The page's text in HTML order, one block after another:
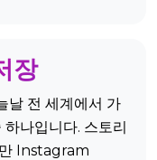
장
날 전 세계에서 가
나입니다. 스토리
Instagram